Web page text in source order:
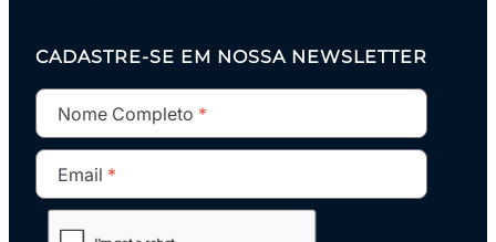
CADASTRE-SE EM NOSSA NEWSLETTER
Nome Completo
Email